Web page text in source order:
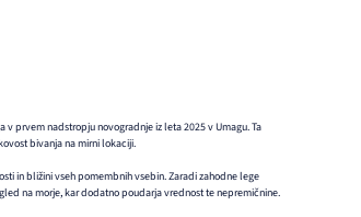
prvem nadstropju novogradnje iz leta 2025 v Umagu. Ta
bivanja na mirni lokaciji.
in bližini vseh pomembnih vsebin. Zaradi zahodne lege
na morje, kar dodatno poudarja vrednost te nepremičnine.